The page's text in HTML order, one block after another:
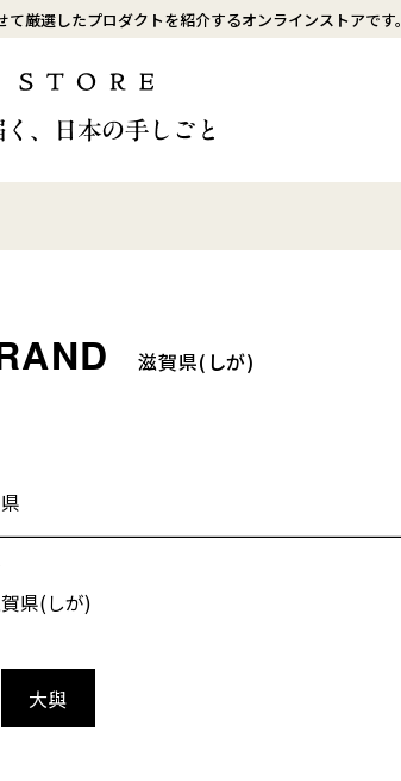
厳選したプロダクトを紹介するオンラインストアです。
滋賀県(しが)
大與